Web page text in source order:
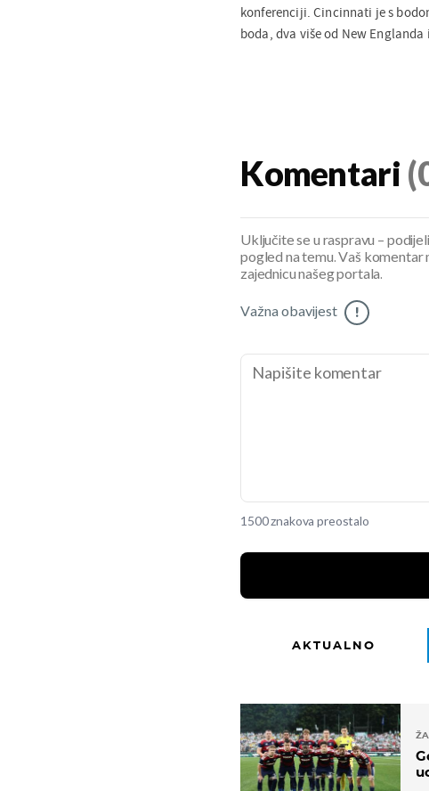
konferenciji. Cincinnati je s
boda, dva više od New
Komentari
Uključite se u raspravu –
pogled na temu. Vaš
zajednicu našeg portala.
Važna obavijest !
1500 znakova preostalo
AKTUALNO